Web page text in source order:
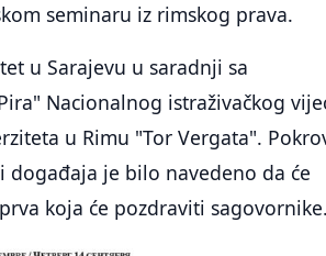
seminaru iz rimskog prava.
u Sarajevu u saradnji sa
Nacionalnog istraživačkog
u Rimu "Tor Vergata".
događaja je bilo navedeno da će
koja će pozdraviti sagovornike.